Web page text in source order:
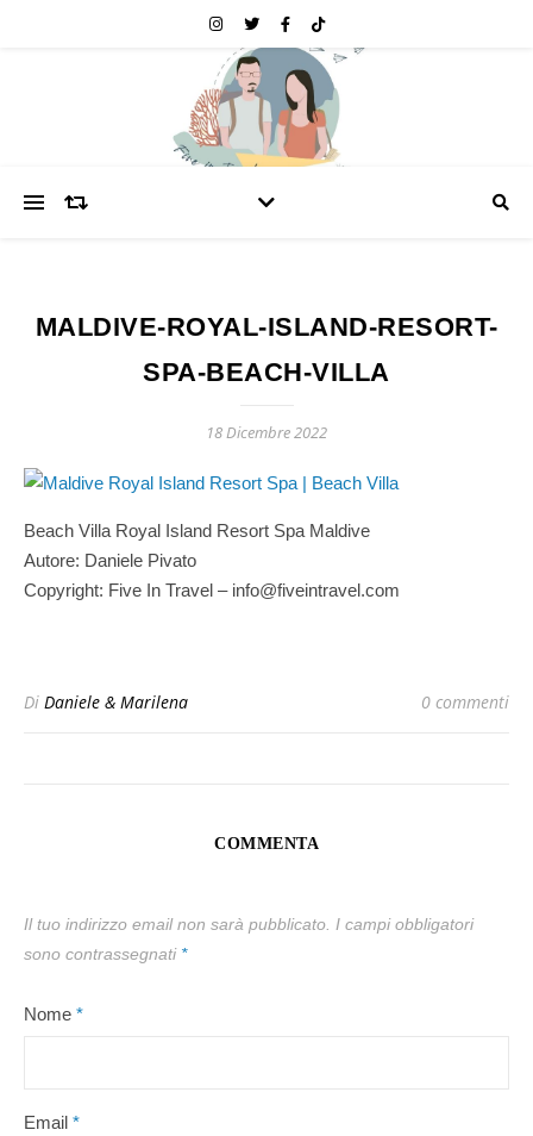
MALDIVE-ROYAL-ISLAND-RESORT-
SPA-BEACH-VILLA
18 Dicembre 2022
Beach Villa Royal Island Resort Spa Maldive
Autore: Daniele Pivato
Copyright: Five In Travel – info@fiveintravel.com
Di Daniele & Marilena 0 commenti
COMMENTA
Il tuo indirizzo email non sarà pubblicato. I campi obbligatori
sono contrassegnati *
Nome *
Email *